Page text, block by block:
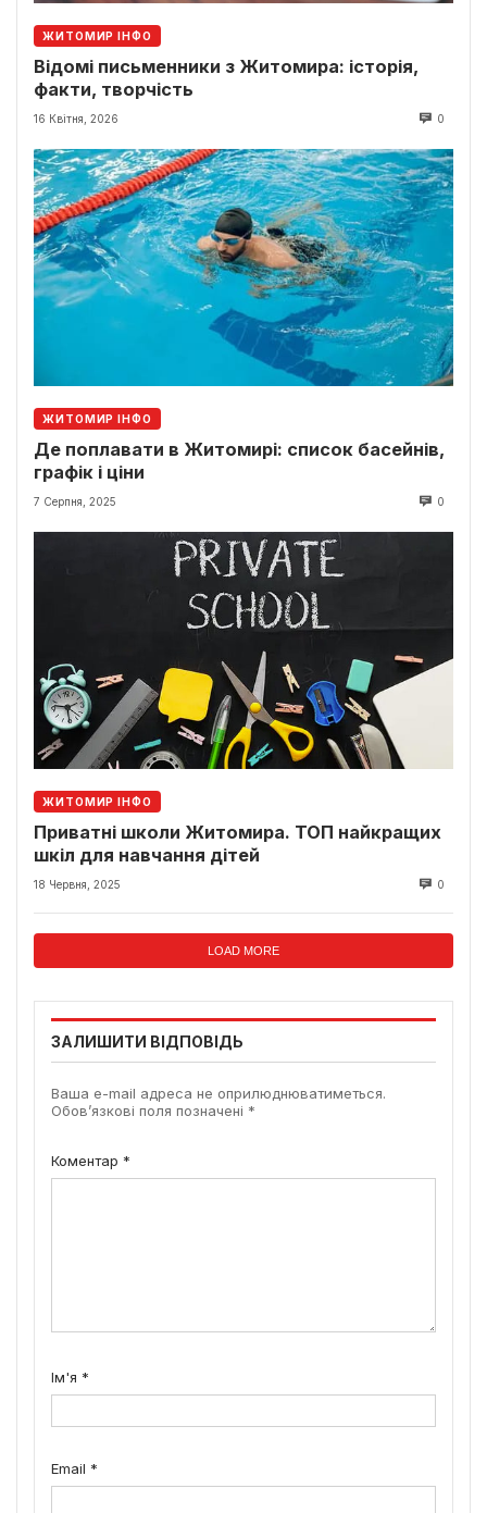
ЖИТОМИР ІНФО
Відомі письменники з Житомира: історія,
факти, творчість
16 Квітня, 2026 0
ЖИТОМИР ІНФО
Де поплавати в Житомирі: список басейнів,
графік і ціни
7 Серпня, 2025 0
ЖИТОМИР ІНФО
Приватні школи Житомира. ТОП найкращих
шкіл для навчання дітей
18 Червня, 2025 0
LOAD MORE
ЗАЛИШИТИ ВІДПОВІДЬ
Ваша e-mail адреса не оприлюднюватиметься.
Обов’язкові поля позначені *
Коментар *
Ім'я *
Email *